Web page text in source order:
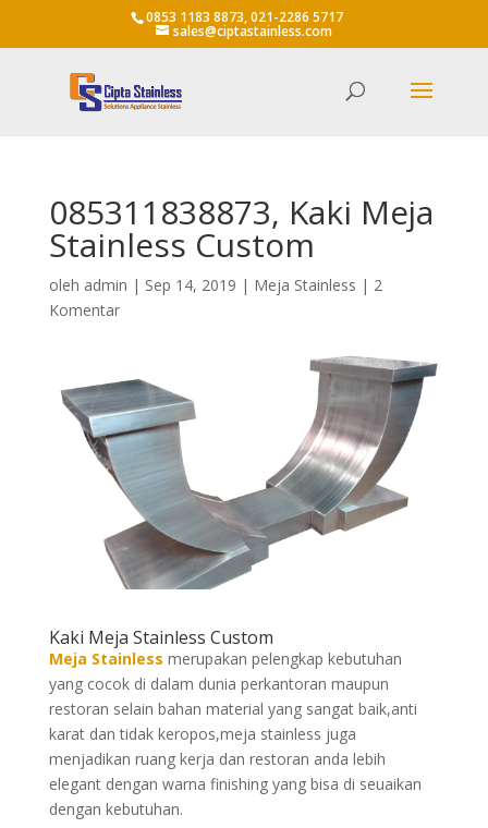
0853 1183 8873, 021-2286 5717
sales@ciptastainless.com
085311838873, Kaki Meja
Stainless Custom
oleh admin | Sep 14, 2019 | Meja Stainless | 2
Komentar
Kaki Meja Stainless Custom
Meja Stainless merupakan pelengkap kebutuhan
yang cocok di dalam dunia perkantoran maupun
restoran selain bahan material yang sangat baik,anti
karat dan tidak keropos,meja stainless juga
menjadikan ruang kerja dan restoran anda lebih
elegant dengan warna finishing yang bisa di seuaikan
dengan kebutuhan.